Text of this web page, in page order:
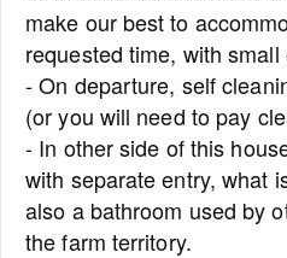
make our best to
requested time, with
- On departure, self
(or you will need to pay
- In other side of this
with separate entry, what
also a bathroom used by
the farm territory.